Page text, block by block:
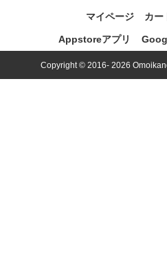
マイページ カー
Appstoreアプリ
Copyright © 2016- 2026